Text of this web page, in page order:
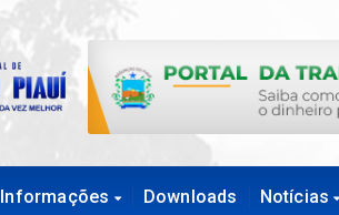
Informações Downloads Notícias